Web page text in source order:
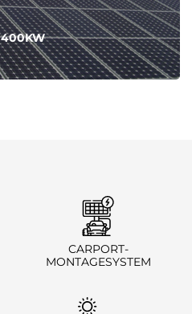
CARPORT-
MONTAGESYSTEM